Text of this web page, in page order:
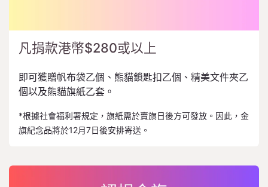
凡捐款港幣$280或以上
即可獲贈帆布袋乙個、熊貓鎖匙扣乙個、精美文件夾乙
個以及熊貓旗紙乙套。
*根據社會福利署規定，旗紙需於賣旗日後方可發放。因此，金
旗紀念品將於12月7日後安排寄送。